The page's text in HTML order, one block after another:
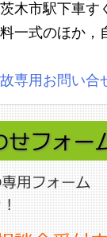
木市駅下車す
一式のほか，
専用お問い合